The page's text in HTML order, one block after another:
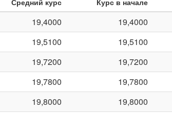
Средний курс Курс в начале
19,4000 19,4000
19,5100 19,5100
19,7200 19,7200
19,7800 19,7800
19,8000 19,8000